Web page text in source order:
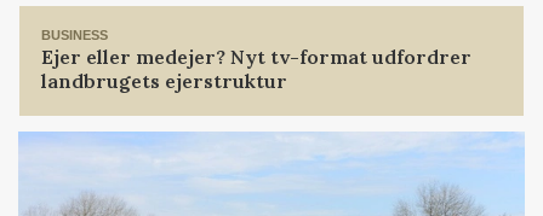
BUSINESS
Ejer eller medejer? Nyt tv-format udfordrer
landbrugets ejerstruktur